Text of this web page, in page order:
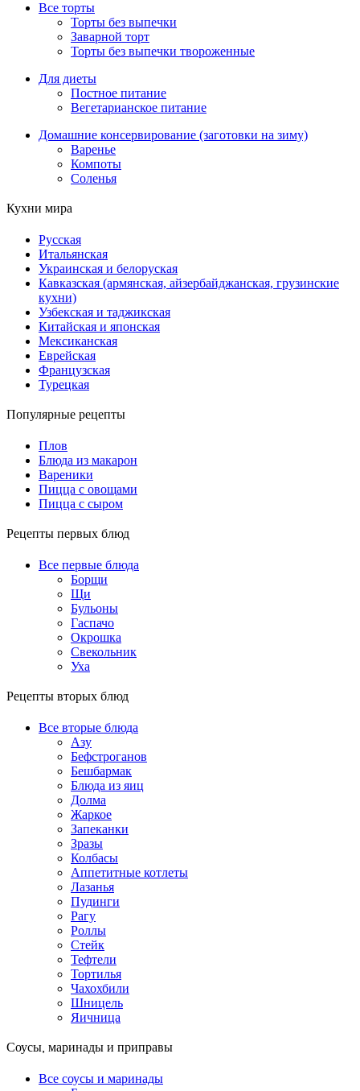
Все торты
Торты без выпечки
Заварной торт
Торты без выпечки твороженные
Для диеты
Постное питание
Вегетарианское питание
Домашние консервирование (заготовки на зиму)
Варенье
Компоты
Соленья
Кухни мира
Русская
Итальянская
Украинская и белоруская
Кавказская (армянская, айзербайджанская, грузинские
кухни)
Узбекская и таджикская
Китайская и японская
Мексиканская
Еврейская
Французская
Турецкая
Популярные рецепты
Плов
Блюда из макарон
Вареники
Пицца с овощами
Пицца с сыром
Рецепты первых блюд
Все первые блюда
Борщи
Щи
Бульоны
Гаспачо
Окрошка
Свекольник
Уха
Рецепты вторых блюд
Все вторые блюда
Азу
Бефстроганов
Бешбармак
Блюда из яиц
Долма
Жаркое
Запеканки
Зразы
Колбасы
Аппетитные котлеты
Лазанья
Пудинги
Рагу
Роллы
Стейк
Тефтели
Тортилья
Чахохбили
Шницель
Яичница
Соусы, маринады и приправы
Все соусы и маринады